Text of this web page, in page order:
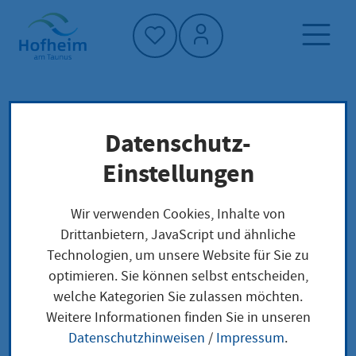
Startseite"
Dienstleistung-Finder
Verwaltungsstruktur
Hessisches Ministerium für Wirtschaft,
Energie, Verkehr, Wohnen und ländlichen
Hessisches
Ministerium für
Datenschutz-
Einstellungen
Wir verwenden Cookies, Inhalte von
Drittanbietern, JavaScript und ähnliche
Technologien, um unsere Website für Sie zu
optimieren. Sie können selbst entscheiden,
welche Kategorien Sie zulassen möchten.
Weitere Informationen finden Sie in unseren
Datenschutzhinweisen / Impressum.